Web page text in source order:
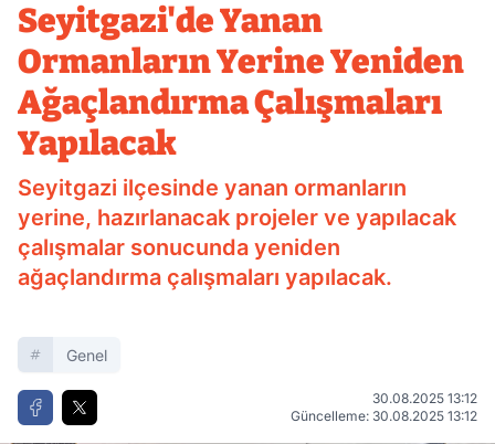
Yapılacak
Seyitgazi'de Yanan
Ormanların Yerine Yeniden
Ağaçlandırma Çalışmaları
Yapılacak
Seyitgazi ilçesinde yanan ormanların
yerine, hazırlanacak projeler ve yapılacak
çalışmalar sonucunda yeniden
ağaçlandırma çalışmaları yapılacak.
Genel
30.08.2025 13:12
Güncelleme: 30.08.2025 13:12